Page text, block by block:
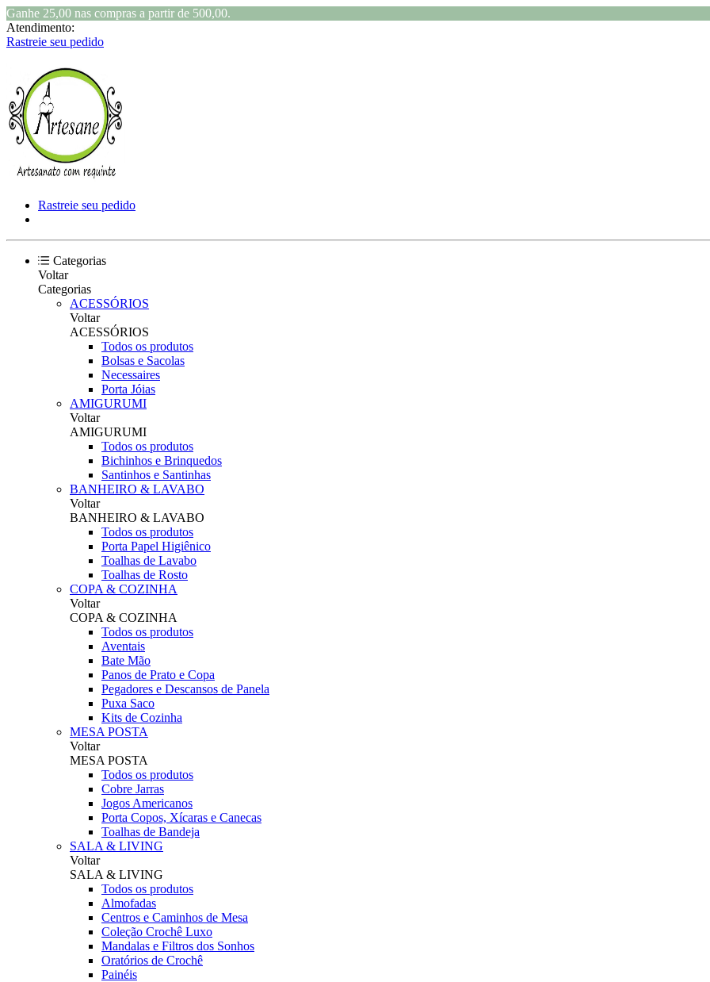
Ganhe 25,00 nas compras a partir de 500,00.
Atendimento:
Rastreie seu pedido
Rastreie seu pedido
Categorias
Voltar
Categorias
ACESSÓRIOS
Voltar
ACESSÓRIOS
Todos os produtos
Bolsas e Sacolas
Necessaires
Porta Jóias
AMIGURUMI
Voltar
AMIGURUMI
Todos os produtos
Bichinhos e Brinquedos
Santinhos e Santinhas
BANHEIRO & LAVABO
Voltar
BANHEIRO & LAVABO
Todos os produtos
Porta Papel Higiênico
Toalhas de Lavabo
Toalhas de Rosto
COPA & COZINHA
Voltar
COPA & COZINHA
Todos os produtos
Aventais
Bate Mão
Panos de Prato e Copa
Pegadores e Descansos de Panela
Puxa Saco
Kits de Cozinha
MESA POSTA
Voltar
MESA POSTA
Todos os produtos
Cobre Jarras
Jogos Americanos
Porta Copos, Xícaras e Canecas
Toalhas de Bandeja
SALA & LIVING
Voltar
SALA & LIVING
Todos os produtos
Almofadas
Centros e Caminhos de Mesa
Coleção Crochê Luxo
Mandalas e Filtros dos Sonhos
Oratórios de Crochê
Painéis